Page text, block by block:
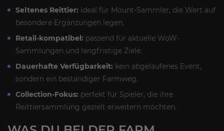
Seltenes Reittier: ideal für Mount-Sammler, die Wert auf
besondere Ergänzungen legen.
Retail-kompatibel: passend für aktuelle WoW-
Sammlungen und langfristige Ziele.
Dauerhafte Verfügbarkeit: kein abgelaufenes Event,
sondern ein beständiger Farmweg.
Collection-Fokus: perfekt für Spieler, die ihre
Reittiersammlung gezielt erweitern möchten.